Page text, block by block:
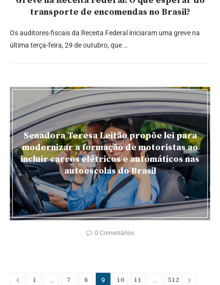
transporte de encomendas no Brasil?
Os auditores-fiscais da Receita Federal iniciaram uma greve na
última terça-feira, 29 de outubro, que …
Senadora Teresa Leitão propõe lei para
modernizar a formação de motoristas ao
incluir carros elétricos e automáticos nas
autoescolas do Brasil
0 Comentários
1 … 7 8 9 10 11 … 512